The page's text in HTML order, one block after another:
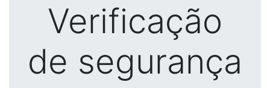
Verificação
de segurança